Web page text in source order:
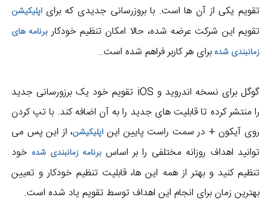
تقویم یکی از آن ها است. با بروزرسانی جدیدی که برای اپلیکیشن
تقویم این شرکت عرضه شده، حالا امکان تنظیم خودکاربرنامه های
زمانبندی شده برای هر کاربر فراهم شده است..
گوگل برای نسخه اندروید و iOS تقویم خود یک برزورسانی جدید
را منتشر کرده تا قابلیت های جدید را به آن اضافه کند. با تپ کردن
روی آیکون + در سمت راست پایین این اپلیکیشن، از این پس می
توانید اهداف روزانه مختلفی را بر اساسبرنامه زمانبندی شده خود
تنظیم کنید و بهتر از همه این ها، قابلیت تنظیم خودکار و تعیین
بهترین زمان برای انجام این اهداف توسط تقویم یاد شده است.